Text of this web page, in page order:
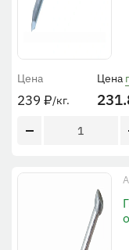
Цена
239 ₽/кг.
Цена